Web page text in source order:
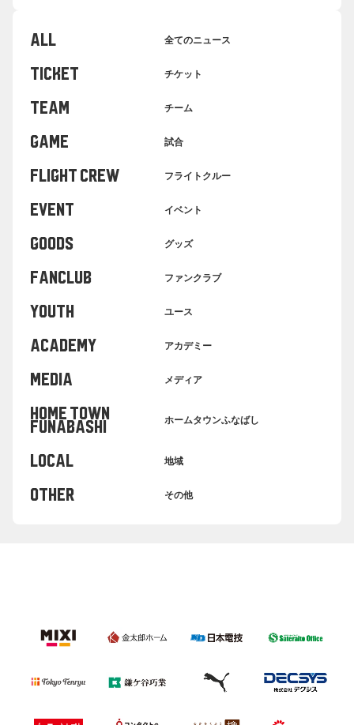
ALL 全てのニュース
TICKET チケット
TEAM チーム
GAME 試合
FLIGHT CREW フライトクルー
EVENT イベント
GOODS グッズ
FANCLUB ファンクラブ
YOUTH ユース
ACADEMY アカデミー
MEDIA メディア
HOME TOWN
FUNABASHI ホームタウンふなばし
LOCAL 地域
OTHER その他